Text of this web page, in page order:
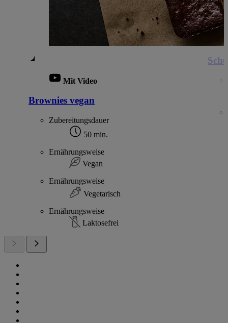
Mit Video
Brownies vegan
Zubereitungsdauer
50 min.
Ernährungsweise
Vegan
Ernährungsweise
Vegetarisch
Ernährungsweise
Laktosefrei